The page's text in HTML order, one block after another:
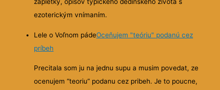
ezoterickým vnímaním.
Lele o Voľnom pádeOceňujem "teóriu" podanú cez
príbeh
Precitala som ju na jednu supu a musim povedat, ze
ocenujem “teoriu” podanu cez pribeh. Je to poucne,